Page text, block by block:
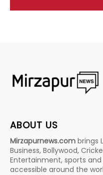
ABOUT US
Mirzapurnews.com brings
Business, Bollywood,
Entertainment, sports
accessible around the